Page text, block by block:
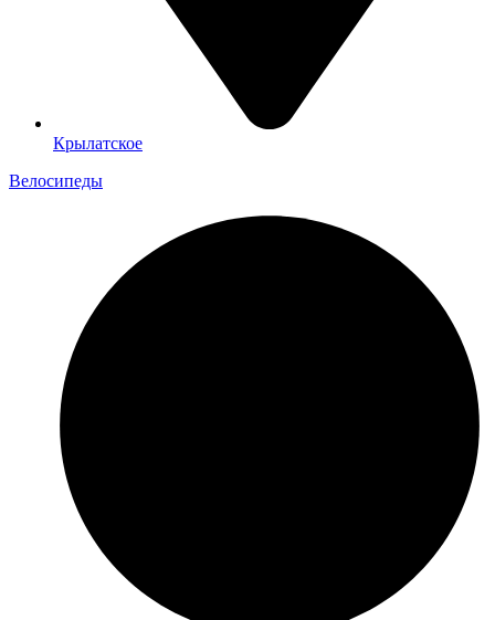
Крылатское
Велосипеды